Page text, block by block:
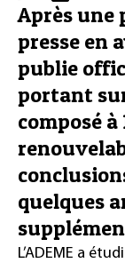
Après une
presse en
publie
portant
composé à
quelques
L’ADEME a